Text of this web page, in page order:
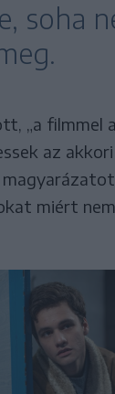
soha
„a filmmel
az
miért